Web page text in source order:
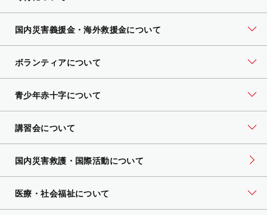
国内災害義援金・海外救援金について
ボランティアについて
青少年赤十字について
講習会について
国内災害救護・国際活動について
医療・社会福祉について